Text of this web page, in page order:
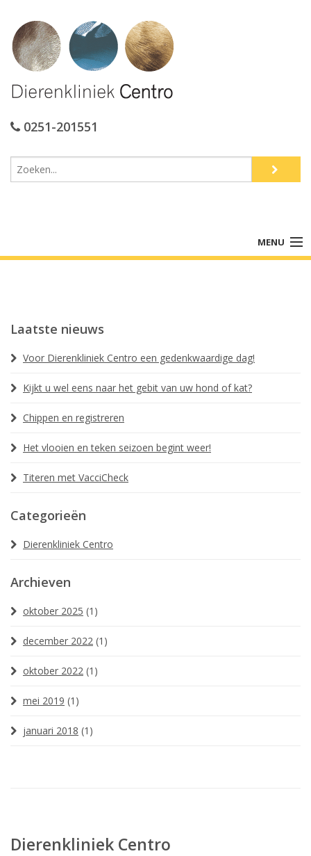
0251-201551
MENU
Ons team
Laatste nieuws
Voor Dierenkliniek Centro een gedenkwaardige dag!
Kijkt u wel eens naar het gebit van uw hond of kat?
Chippen en registreren
Het vlooien en teken seizoen begint weer!
Titeren met VacciCheck
Categorieën
Dierenkliniek Centro
Archieven
oktober 2025 (1)
december 2022 (1)
oktober 2022 (1)
mei 2019 (1)
januari 2018 (1)
Dierenkliniek Centro